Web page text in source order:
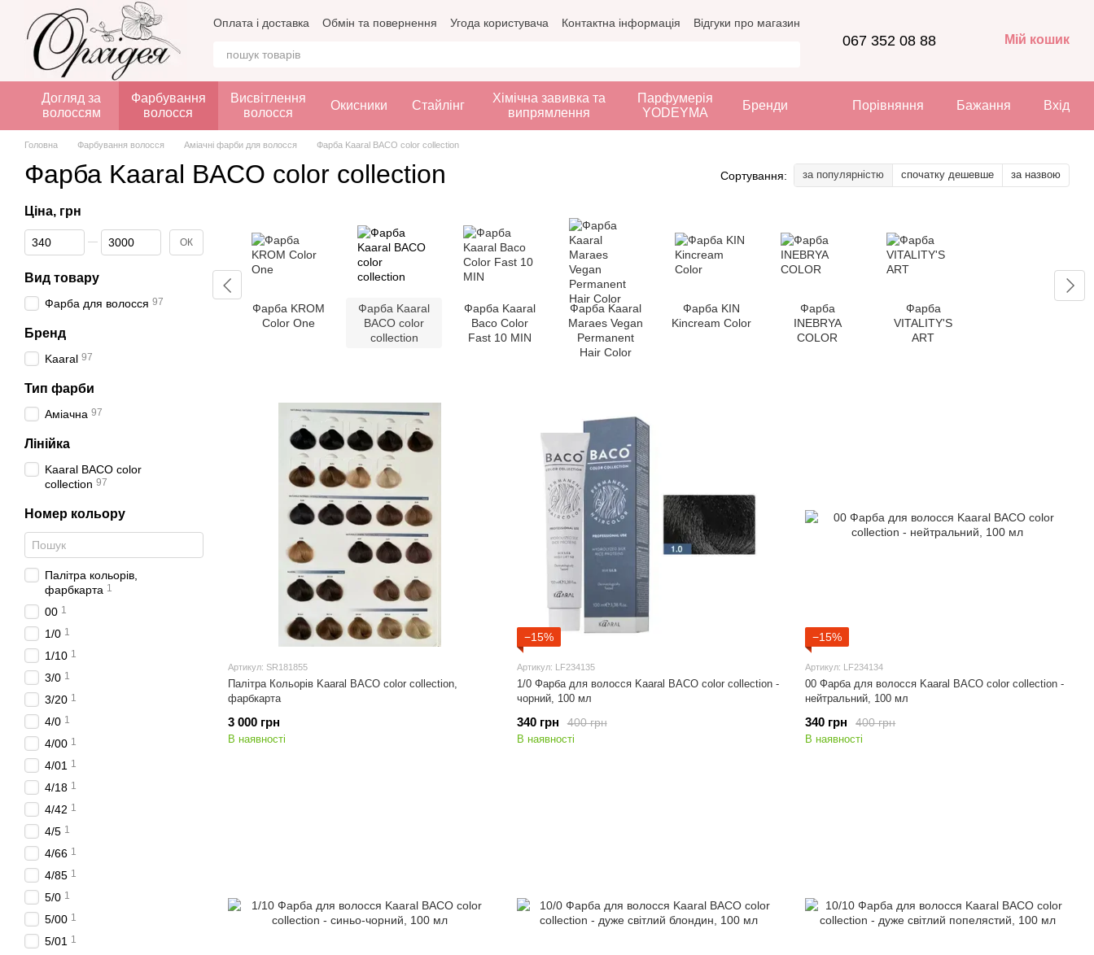
Перейти до основного контенту
Оплата і доставка Обмін та повернення Угода користувача Контактна інформація Відгуки про магазин
067 352 08 88 Мій кошик
Догляд за
волоссям
Фарбування
волосся
Висвітлення
волосся
Окисники Стайлінг
Хімічна завивка та
випрямлення
Парфумерія
YODEYMA
Бренди Порівняння Бажання Вхід
Головна Фарбування волосся Аміачні фарби для волосся Фарба Kaaral BACO color collection
Фарба Kaaral BACO color collection Сортування: за популярністю спочатку дешевше за назвою
Фарба KROM
Color One
Фарба Kaaral
BACO color
collection
Фарба Kaaral
Baco Color
Fast 10 MIN
Фарба Kaaral
Maraes Vegan
Permanent
Hair Color
Фарба KIN
Kincream Color
Фарба
INEBRYA
COLOR
Фарба
VITALITY'S
ART
Артикул: SR181855
Палітра Кольорів Kaaral BACO color collection,
фарбкарта
3 000 грн
В наявності
−15%
Артикул: LF234135
1/0 Фарба для волосся Kaaral BACO color collection -
чорний, 100 мл
400 грн
340 грн
В наявності
−15%
Артикул: LF234134
00 Фарба для волосся Kaaral BACO color collection -
нейтральний, 100 мл
400 грн
340 грн
В наявності
Ціна, грн
Від Ціна, грн
До Ціна, грн ОК
Вид товару
Фарба для волосся 97
Бренд
Kaaral 97
Тип фарби
Аміачна 97
Лінійка
Kaaral BACO color
collection 97
Номер кольору
Палітра кольорів,
фарбкарта 1
00 1
1/0 1
1/10 1
3/0 1
3/20 1
4/0 1
4/00 1
4/01 1
4/18 1
4/42 1
4/5 1
4/66 1
4/85 1
5/0 1
5/00 1
5/01 1